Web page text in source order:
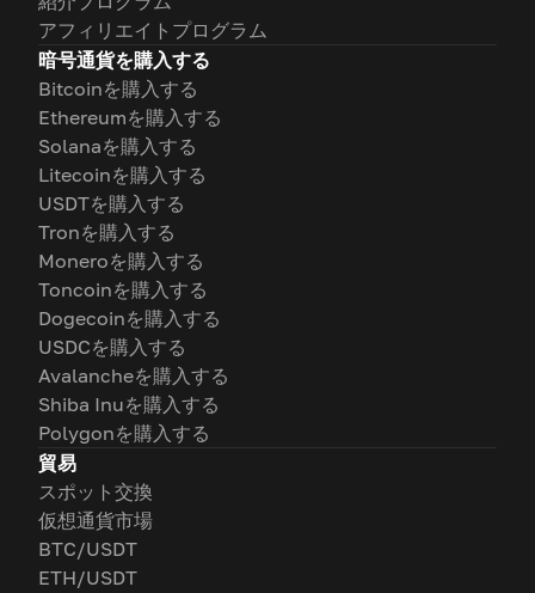
アフィリエイトプログラム
暗号通貨を購入する
Bitcoinを購入する
Ethereumを購入する
Solanaを購入する
Litecoinを購入する
USDTを購入する
Tronを購入する
Moneroを購入する
Toncoinを購入する
Dogecoinを購入する
USDCを購入する
Avalancheを購入する
Shiba Inuを購入する
Polygonを購入する
貿易
スポット交換
仮想通貨市場
BTC/USDT
ETH/USDT